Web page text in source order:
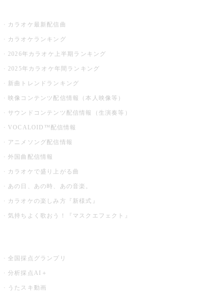
カラオケ最新配信曲
カラオケランキング
2026年カラオケ上半期ランキング
2025年カラオケ年間ランキング
新曲トレンドランキング
映像コンテンツ配信情報（本人映像等）
サウンドコンテンツ配信情報（生演奏等）
VOCALOID™配信情報
アニメソング配信情報
外国曲配信情報
カラオケで盛り上がる曲
あの日、あの時、あの音楽。
カラオケの楽しみ方『新様式』
気持ちよく歌おう！『マスクエフェクト』
全国採点グランプリ
分析採点AI＋
うたスキ動画